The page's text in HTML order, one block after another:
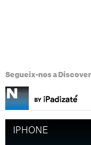
Segueix-nos a Discover
IPHONE